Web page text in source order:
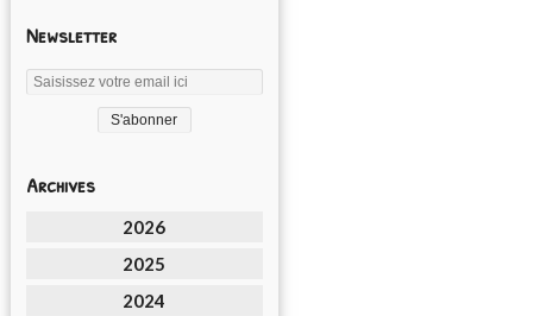
Newsletter
Archives
2026
2025
2024